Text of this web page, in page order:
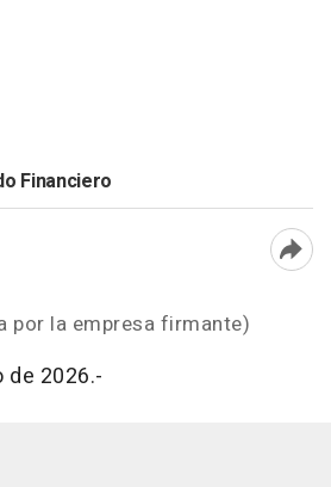
Financiero
por la empresa firmante)
de 2026.-